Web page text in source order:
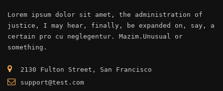
Lorem ipsum dolor sit amet, the administration of
justice, I may hear, finally, be expanded on, say, a
certain pro cu neglegentur. Mazim.Unusual or
something.
2130 Fulton Street, San Francisco
support@test.com